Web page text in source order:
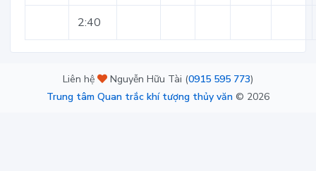
2:40
Liên hệ Nguyễn Hữu Tài (0915 595 773)
Trung tâm Quan trắc khí tượng thủy văn © 2026